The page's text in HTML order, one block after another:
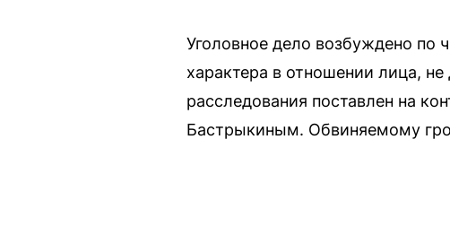
Уголовное дело возбуждено по
характера в отношении лица,
расследования поставлен на
Бастрыкиным. Обвиняемому